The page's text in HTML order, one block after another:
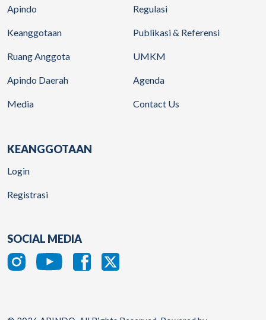
Apindo
Keanggotaan
Ruang Anggota
Apindo Daerah
Media
Regulasi
Publikasi & Referensi
UMKM
Agenda
Contact Us
KEANGGOTAAN
Login
Registrasi
SOCIAL MEDIA